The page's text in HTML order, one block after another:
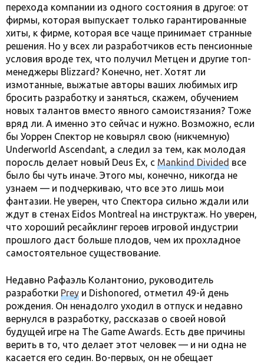
перехода компании из одного состояния в другое: от
фирмы, которая выпускает только гарантированные
хиты, к фирме, которая все чаще принимает странные
решения. Но у всех ли разработчиков есть пенсионные
условия вроде тех, что получил Метцен и другие топ-
менеджеры Blizzard? Конечно, нет. Хотят ли
измотанные, выжатые авторы ваших любимых игр
бросить разработку и заняться, скажем, обучением
новых талантов вместо явного самоистязания? Тоже
вряд ли. А именно это сейчас и нужно. Возможно, если
бы Уоррен Спектор не ковырял свою (никчемную)
Underworld Ascendant, а следил за тем, как молодая
поросль делает новый Deus Ex, с Mankind Divided все
было бы чуть иначе. Этого мы, конечно, никогда не
узнаем — и подчеркиваю, что все это лишь мои
фантазии. Не уверен, что Спектора сильно ждали или
ждут в стенах Eidos Montreal на инструктаж. Но уверен,
что хороший ресайклинг героев игровой индустрии
прошлого даст больше плодов, чем их прохладное
самостоятельное существование.
Недавно Рафаэль Колантонио, руководитель
разработки Prey и Dishonored, отметил 49-й день
рождения. Он ненадолго уходил в отпуск и недавно
вернулся в разработку, рассказав о своей новой
будущей игре на The Game Awards. Есть две причины
верить в то, что делает этот человек — и ни одна не
касается его седин. Во-первых, он не обещает